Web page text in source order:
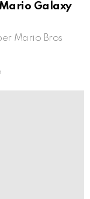
Galaxy
Mario Bros